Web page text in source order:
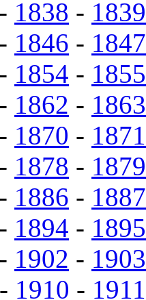
- 1838 - 1839
- 1846 - 1847
- 1854 - 1855
- 1862 - 1863
- 1870 - 1871
- 1878 - 1879
- 1886 - 1887
- 1894 - 1895
- 1902 - 1903
- 1910 - 1911